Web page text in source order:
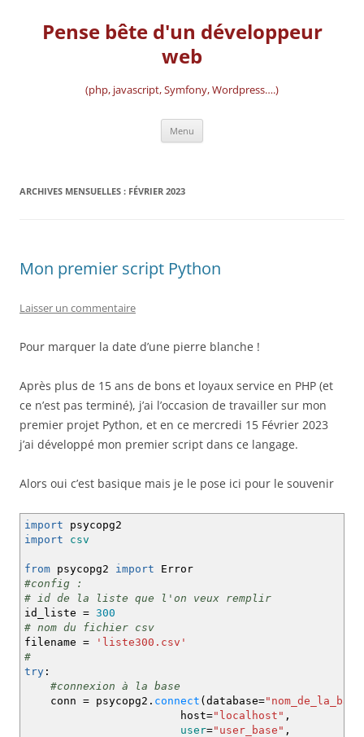
contenuPense bête d'un développeur
web
(php, javascript, Symfony, Wordpress….)
Menu
ARCHIVES MENSUELLES : FÉVRIER 2023
Mon premier script Python
Laisser un commentaire
Pour marquer la date d’une pierre blanche !
Après plus de 15 ans de bons et loyaux service en PHP (et
ce n’est pas terminé), j’ai l’occasion de travailler sur mon
premier projet Python, et en ce mercredi 15 Février 2023
j’ai développé mon premier script dans ce langage.
Alors oui c’est basique mais je le pose ici pour le souvenir
import psycopg2
import
csv
from psycopg2 import Error
#config :
# id de la liste que l'on veux remplir
id_liste = 300
# nom du fichier csv
filename =
'liste300.csv'
#
try :
#connexion à la base
conn = psycopg2. connect ( database=
host="localhost" ,
user="user_base" ,